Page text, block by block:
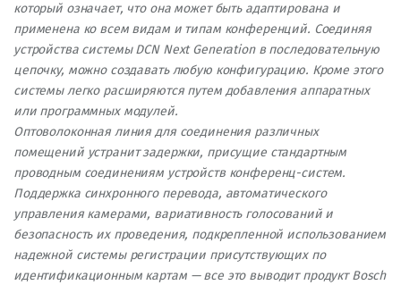
который означает, что она может быть адаптирована и
применена ко всем видам и типам конференций. Соединяя
устройства системы DCN Next Generation в последовательную
цепочку, можно создавать любую конфигурацию. Кроме этого
системы легко расширяются путем добавления аппаратных
или программных модулей.
Оптоволоконная линия для соединения различных
помещений устранит задержки, присущие стандартным
проводным соединениям устройств конференц-систем.
Поддержка синхронного перевода, автоматического
управления камерами, вариативность голосований и
безопасность их проведения, подкрепленной использованием
надежной системы регистрации присутствующих по
идентификационным картам — все это выводит продукт Bosch